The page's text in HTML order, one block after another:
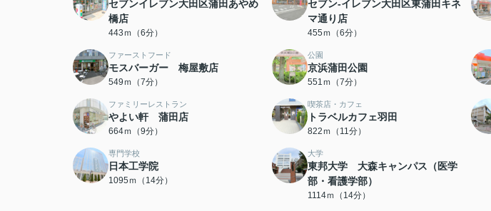
セブンイレブン大田区蒲田あやめ
橋店
443ｍ（6分）
セブン-イレブン大田区東蒲田キネ
マ通り店
455ｍ（6分）
ファーストフード
モスバーガー 梅屋敷店
549ｍ（7分）
公園
京浜蒲田公園
551ｍ（7分）
ファミリーレストラン
やよい軒 蒲田店
664ｍ（9分）
喫茶店・カフェ
トラベルカフェ羽田
822ｍ（11分）
専門学校
日本工学院
1095ｍ（14分）
大学
東邦大学 大森キャンパス（医学
部・看護学部）
1114ｍ（14分）